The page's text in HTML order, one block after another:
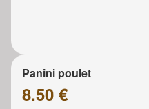
Panini poulet
8.50 €